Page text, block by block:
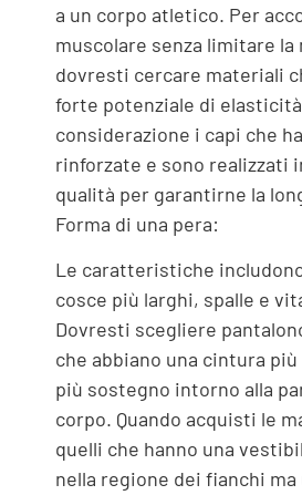
a un corpo atletico. Per
muscolare senza limitare la
dovresti cercare materiali
forte potenziale di
considerazione i capi che
rinforzate e sono realizzati
qualità per garantirne la
Forma di una pera:
Le caratteristiche
cosce più larghi, spalle e
Dovresti scegliere
che abbiano una cintura
più sostegno intorno alla
corpo. Quando acquisti le
quelli che hanno una
nella regione dei fianchi